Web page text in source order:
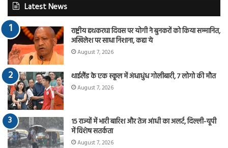
Latest News
राष्ट्रीय हथकरघा दिवस पर योगी ने बुनकरों को किया सम्मानित,
अखिलेश पर साधा निशाना, कहा ये
August 7, 2026
थाईलैंड के एक स्कूल में अंधाधुंध गोलीबारी, 7 लोगो की मौत
August 7, 2026
15 राज्यों में भारी बारिश और तेज आंधी का अलर्ट, दिल्ली-यूपी
में विशेष सतर्कता
August 7, 2026